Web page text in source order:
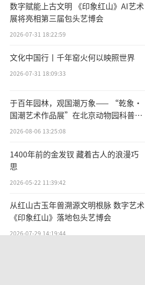
数字赋能上古文明 《印象红山》AI艺术
展将亮相第三届包头艺博会
2026-07-31 18:22:59
文化中国行丨千年窑火何以映照世界
2026-07-31 18:09:33
于百年园林，观国潮万象—— “乾象·
国潮艺术作品展”在北京动物园科普馆
机动展厅开展
2026-08-06 13:25:08
1400年前的金发钗 藏着古人的浪漫巧
思
2026-05-22 11:39:42
从红山古玉年兽溯源文明根脉 数字艺术
《印象红山》落地包头艺博会
2026-07-29 14:19:44